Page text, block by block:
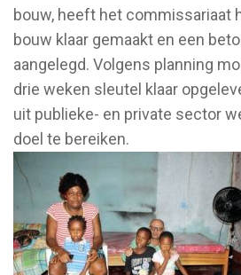
bouw, heeft het commissariaat
bouw klaar gemaakt en een
aangelegd. Volgens planning
drie weken sleutel klaar
uit publieke- en private sector
doel te bereiken.